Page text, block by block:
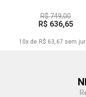
R$ 749,00
R$ 636,65
10x de R$ 63,67 sem